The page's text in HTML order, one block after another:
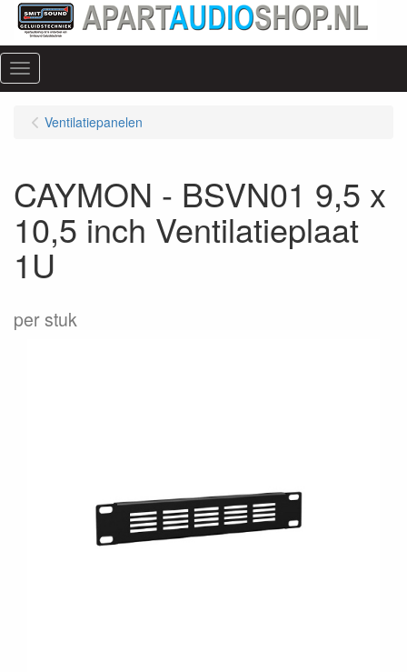
Menu
Ventilatiepanelen
CAYMON - BSVN01 9,5 x
10,5 inch Ventilatieplaat
1U
per stuk